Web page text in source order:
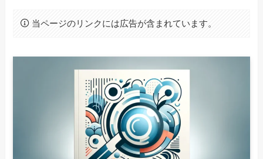
当ページのリンクには広告が含まれています。